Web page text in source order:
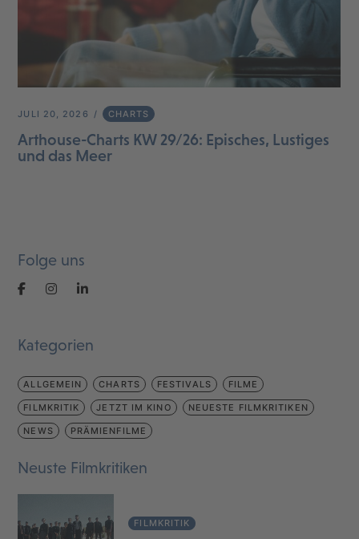
JULI 20, 2026 CHARTS
Arthouse-Charts KW 29/26: Episches, Lustiges
und das Meer
Folge uns
Kategorien
ALLGEMEIN CHARTS FESTIVALS FILME
FILMKRITIK JETZT IM KINO NEUESTE FILMKRITIKEN
NEWS PRÄMIENFILME
Neuste Filmkritiken
FILMKRITIK